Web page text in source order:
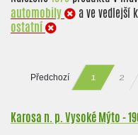
automobily
a ve vedlejší
ostatní
Předchozí 1 2
Karosa n. p. Vysoké Mýto -